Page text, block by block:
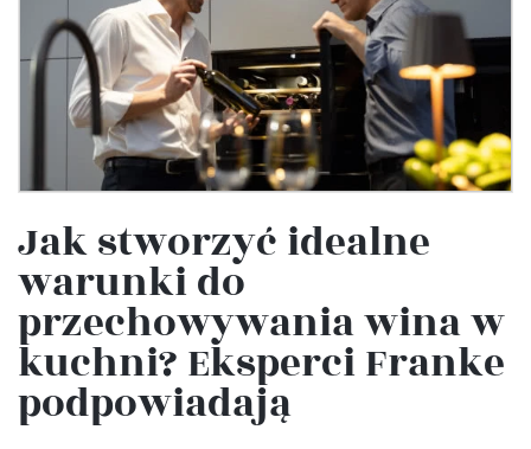
Jak stworzyć idealne
warunki do
przechowywania wina w
kuchni? Eksperci Franke
podpowiadają